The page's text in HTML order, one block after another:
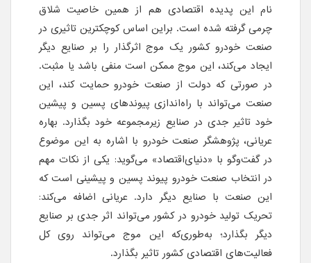
نام این پدیده اقتصادی هم از همین خاصیت شلاق
چرمی گرفته شده است. براین اساس کوچکترین تاثیری در
صنعت خودرو کشور یک موج اثرگذار را بر صنایع دیگر
ایجاد می‌کند، این موج ممکن است منفی باشد یا مثبت.
در صورتی که دولت از صنعت خودرو حمایت کند، این
صنعت می‌تواند با راه‌اندازی پیوندهای پسین و پیشین
خود تاثیر جدی در صنایع زیرمجموعه خود بگذارد. بهاره
عریانی، پژوهشگر صنعت خودرو با اشاره به این موضوع
در گفت‌وگو با «دنیای‌اقتصاد» می‌گوید: یکی از نکات مهم
در انتخاب صنعت خودرو پیوند پسین و پیشینی است که
این صنعت با صنایع دیگر دارد. عریانی اضافه می‌کند:
تحریک تولید خودرو در کشور می‌تواند اثر جدی بر صنایع
دیگر بگذارد؛ به‌طوری‌که این موج می‌تواند روی کل
فعالیت‌های اقتصادی کشور تاثیر بگذارد.